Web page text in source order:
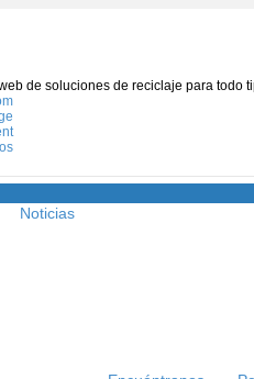
de soluciones de reciclaje para
Noticias